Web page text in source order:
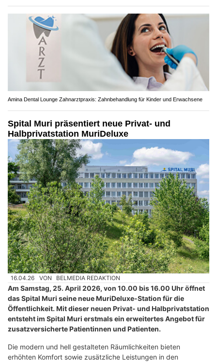
Amina Dental Lounge Zahnarztpraxis: Zahnbehandlung für Kinder und Erwachsene
Spital Muri präsentiert neue Privat- und
Halbprivatstation MuriDeluxe
16.04.26 VON BELMEDIA REDAKTION
Am Samstag, 25. April 2026, von 10.00 bis 16.00 Uhr öffnet
das Spital Muri seine neue MuriDeluxe-Station für die
Öffentlichkeit. Mit dieser neuen Privat- und Halbprivatstation
entsteht im Spital Muri erstmals ein erweitertes Angebot für
zusatzversicherte Patientinnen und Patienten.
Die modern und hell gestalteten Räumlichkeiten bieten
erhöhten Komfort sowie zusätzliche Leistungen in den